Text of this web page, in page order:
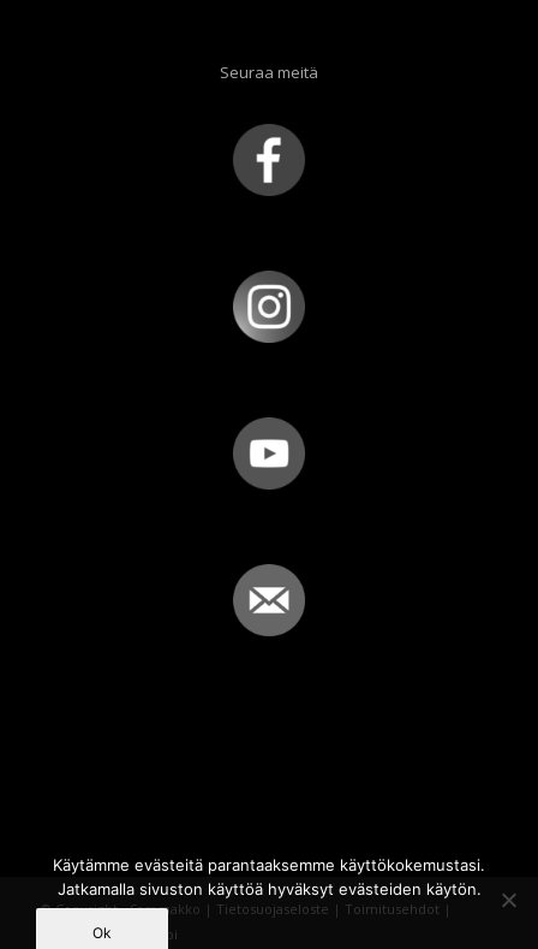
Seuraa meitä
© Copyright - Sammakko | Tietosuojaseloste | Toimitusehdot |
Powered by
iQWebbi
Käytämme evästeitä parantaaksemme käyttökokemustasi.
Jatkamalla sivuston käyttöä hyväksyt evästeiden käytön.
Ok